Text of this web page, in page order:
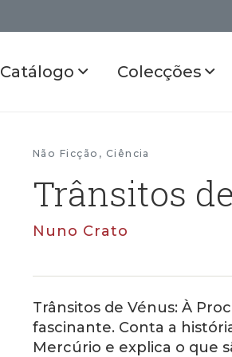
Catálogo Colecções
Não Ficção , Ciência
Trânsitos
Nuno Crato
Trânsitos de Vénus: À
fascinante. Conta a
Mercúrio e explica o que